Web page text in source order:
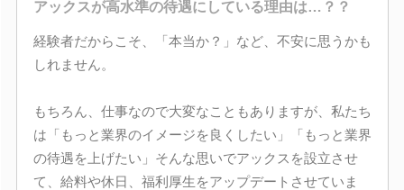
アックスが高水準の待遇にしている理由は…？？
経験者だからこそ、「本当か？」など、不安に思うかも
しれません。
もちろん、仕事なので大変なこともありますが、私たち
は「もっと業界のイメージを良くしたい」「もっと業界
の待遇を上げたい」そんな思いでアックスを設立させ
て、給料や休日、福利厚生をアップデートさせていま